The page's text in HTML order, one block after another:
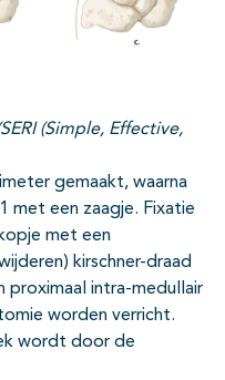
(Simple, Effective,
gemaakt, waarna
met een zaagje. Fixatie
met een
kirschner-draad
proximaal intra-medullair
worden verricht.
wordt door de